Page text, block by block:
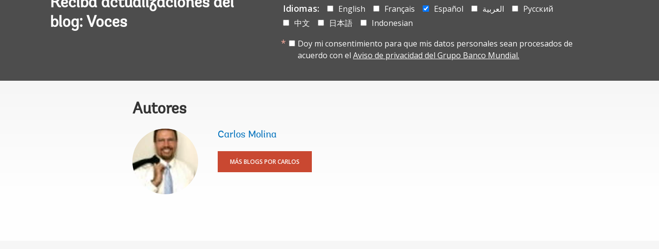
Reciba actualizaciones del
blog: Voces
Idiomas: English Français Español العربية
Русский
中文
日本語
Indonesian
Doy mi consentimiento para que mis datos personales sean procesados de
acuerdo con el Aviso de privacidad del Grupo Banco Mundial.
Autores
Carlos Molina
MÁS BLOGS POR CARLOS